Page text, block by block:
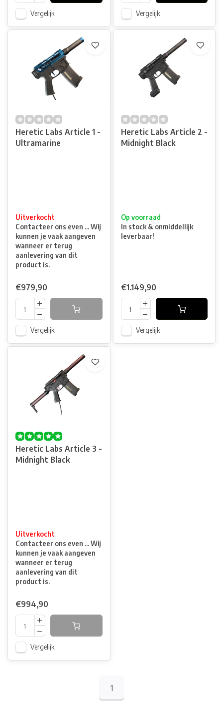
Vergelijk Vergelijk
Heretic Labs Article 1 -
Ultramarine
Uitverkocht
Contacteer ons even ... Wij
kunnen je vaak aangeven
wanneer er terug
aanlevering van dit
product is.
€979,90
Vergelijk
Heretic Labs Article 2 -
Midnight Black
Op voorraad
In stock & onmiddellijk
leverbaar!
€1.149,90
Vergelijk
Heretic Labs Article 3 -
Midnight Black
Uitverkocht
Contacteer ons even ... Wij
kunnen je vaak aangeven
wanneer er terug
aanlevering van dit
product is.
€994,90
Vergelijk
1